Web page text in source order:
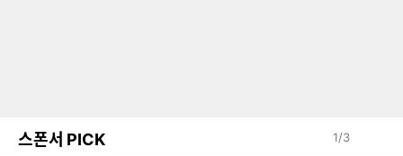
스폰서 PICK 1/3